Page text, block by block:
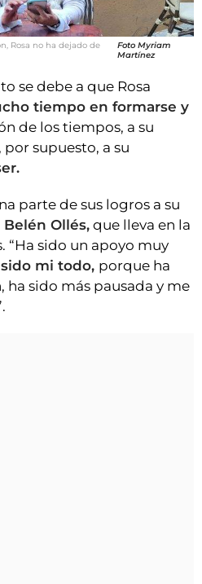
Rosa no ha dejado de
Foto Myriam
Martínez
se debe a que Rosa
tiempo en formarse y
de los tiempos, a su
por supuesto, a su
parte de sus logros a su
Belén Ollés, que lleva en la
“Ha sido un apoyo muy
mi todo, porque ha
ha sido más pausada y me